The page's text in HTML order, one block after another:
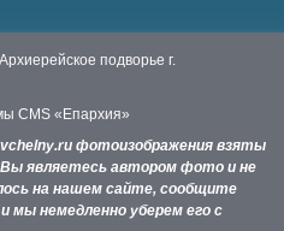
подворье г.
CMS «Епархия»
фотоизображения взяты
являетесь автором фото и не
на нашем сайте, сообщите
мы немедленно уберем его с